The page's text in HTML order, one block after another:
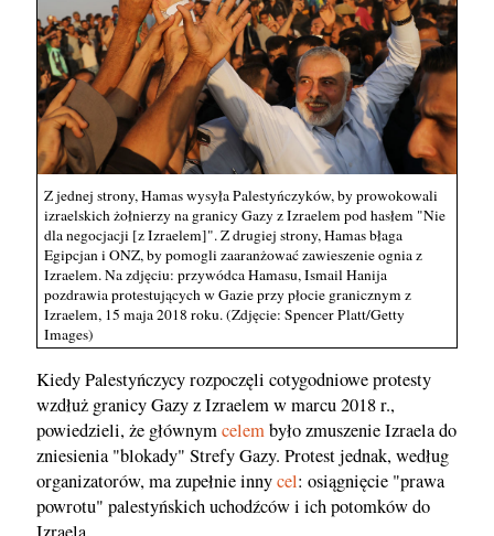
Z jednej strony, Hamas wysyła Palestyńczyków, by prowokowali
izraelskich żołnierzy na granicy Gazy z Izraelem pod hasłem "Nie
dla negocjacji [z Izraelem]". Z drugiej strony, Hamas błaga
Egipcjan i ONZ, by pomogli zaaranżować zawieszenie ognia z
Izraelem. Na zdjęciu: przywódca Hamasu, Ismail Hanija
pozdrawia protestujących w Gazie przy płocie granicznym z
Izraelem, 15 maja 2018 roku. (Zdjęcie: Spencer Platt/Getty
Images)
Kiedy Palestyńczycy rozpoczęli cotygodniowe protesty
wzdłuż granicy Gazy z Izraelem w marcu 2018 r.,
powiedzieli, że głównymcelembyło zmuszenie Izraela do
zniesienia "blokady" Strefy Gazy. Protest jednak, według
organizatorów, ma zupełnie innycel: osiągnięcie "prawa
powrotu" palestyńskich uchodźców i ich potomków do